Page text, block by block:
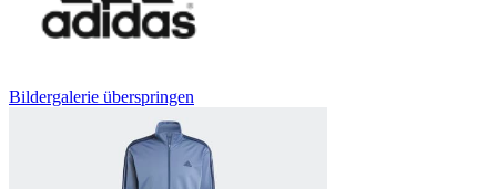
Bildergalerie überspringen